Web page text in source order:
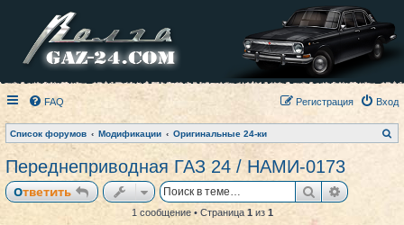
FAQ Вход
Регистрация
Список форумов Модификации Оригинальные 24-ки
о
Переднеприводная ГАЗ 24 / НАМИ-0173
Ответить Поиск
1 сообщение • Страница 1из 1